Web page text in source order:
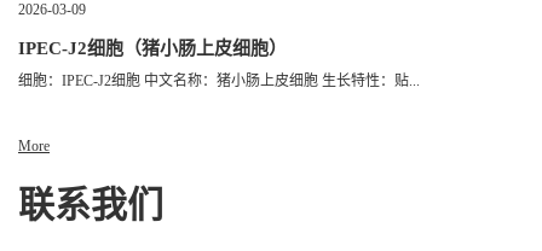
2026-03-09
IPEC-J2细胞（猪小肠上皮细胞）
细胞：IPEC-J2细胞 中文名称：猪小肠上皮细胞 生长特性：贴...
More
联系我们